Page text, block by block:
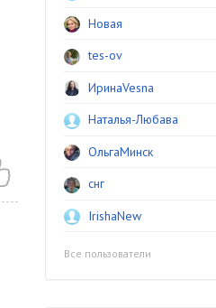
Новая
tes-ov
ИринаVesna
Наталья-Любава
ОльгаМинск
снг
IrishaNew
Все пользователи